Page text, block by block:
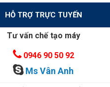
HỖ TRỢ TRỰC TUYẾN
Tư vấn chế tạo máy
0946 90 50 92
Ms Vân Anh